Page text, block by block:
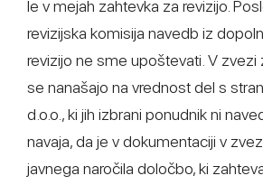
le v mejah zahtevka za revizijo.
revizijska komisija navedb iz
revizijo ne sme upoštevati. V zvezi
se nanašajo na vrednost del s
d.o.o., ki jih izbrani ponudnik ni
navaja, da je v dokumentaciji v
javnega naročila določbo, ki